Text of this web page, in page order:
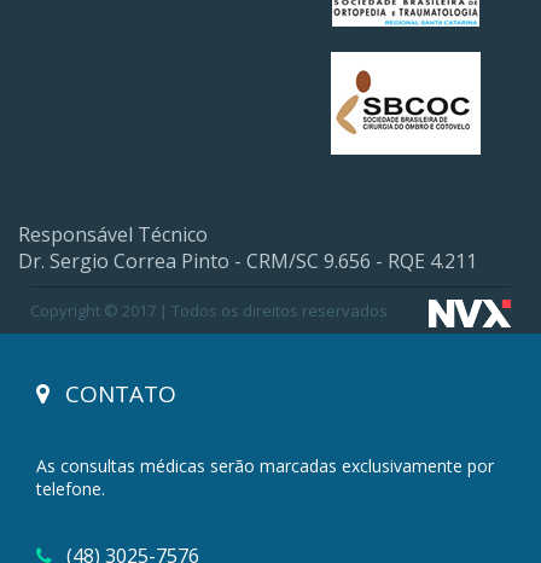
Responsável Técnico
Dr. Sergio Correa Pinto - CRM/SC 9.656 - RQE 4.211
Copyright © 2017 | Todos os direitos reservados
CONTATO
As consultas médicas serão marcadas exclusivamente por
telefone.
(48) 3025-7576